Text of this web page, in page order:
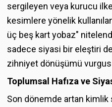
sergileyen veya kurucu
kesimlere yönelik
üç beş kart yobaz"
sadece siyasi bir eleştiri
zihniyet dönüşümü
Toplumsal Hafıza ve
Son dönemde artan kimlik